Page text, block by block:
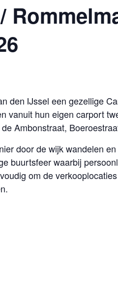
den IJssel een gezellige
vanuit hun eigen carport
Ambonstraat,
door de wijk wandelen
buurtsfeer waarbij
om de